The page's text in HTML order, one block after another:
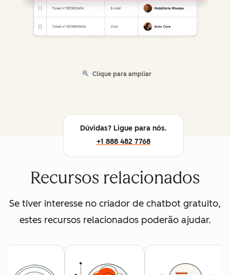
Clique para ampliar
Dúvidas? Ligue para nós.
+1 888 482 7768
Recursos relacionados
Se tiver interesse no criador de chatbot gratuito,
estes recursos relacionados poderão ajudar.